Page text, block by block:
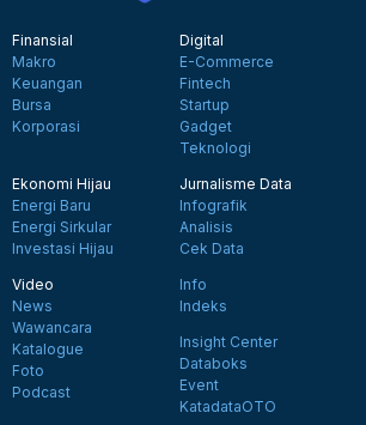
Finansial
Makro
Keuangan
Bursa
Korporasi
Digital
E-Commerce
Fintech
Startup
Gadget
Teknologi
Ekonomi Hijau
Energi Baru
Energi Sirkular
Investasi Hijau
Jurnalisme Data
Infografik
Analisis
Cek Data
Video
News
Wawancara
Katalogue
Foto
Podcast
Info
Indeks
Insight Center
Databoks
Event
KatadataOTO